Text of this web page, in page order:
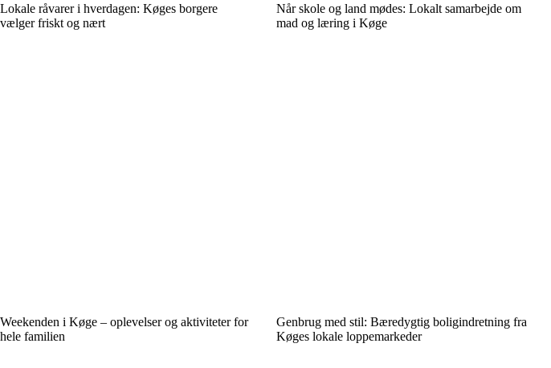
Lokale råvarer i hverdagen: Køges borgere
vælger friskt og nært
Når skole og land mødes: Lokalt samarbejde om
mad og læring i Køge
Weekenden i Køge – oplevelser og aktiviteter for
hele familien
Genbrug med stil: Bæredygtig boligindretning fra
Køges lokale loppemarkeder